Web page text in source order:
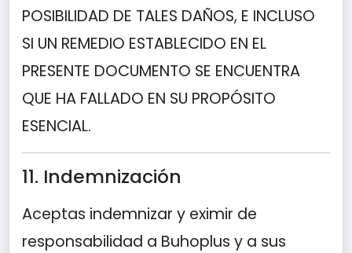
POSIBILIDAD DE TALES DAÑOS, E INCLUSO
SI UN REMEDIO ESTABLECIDO EN EL
PRESENTE DOCUMENTO SE ENCUENTRA
QUE HA FALLADO EN SU PROPÓSITO
ESENCIAL.
11. Indemnización
Aceptas indemnizar y eximir de
responsabilidad a Buhoplus y a sus